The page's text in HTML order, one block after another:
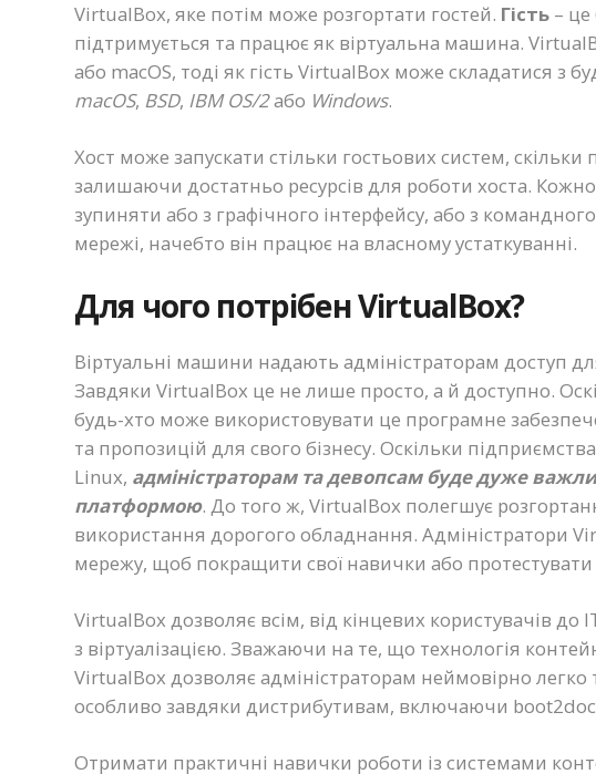
VirtualBox, яке потім може розгортати гостей. Гість –
підтримується та працює як віртуальна машина.
або macOS, тоді як гість VirtualBox може складатися з
macOS, BSD, IBM OS/2або Windows.
Хост може запускати стільки гостьових систем,
залишаючи достатньо ресурсів для роботи хоста.
зупиняти або з графічного інтерфейсу, або з
мережі, начебто він працює на власному устаткуванні.
Для чого потрібен VirtualBox?
Віртуальні машини надають адміністраторам доступ
Завдяки VirtualBox це не лише просто, а й доступно.
будь-хто може використовувати це програмне
та пропозицій для свого бізнесу. Оскільки
Linux, адміністраторам та девопсам буде дуже
платформою. До того ж, VirtualBox полегшує
використання дорогого обладнання. Адміністратори
мережу, щоб покращити свої навички або протестувати
VirtualBox дозволяє всім, від кінцевих користувачів
з віртуалізацією. Зважаючи на те, що технологія
VirtualBox дозволяє адміністраторам неймовірно легко
особливо завдяки дистрибутивам, включаючи
Отримати практичні навички роботи із системами